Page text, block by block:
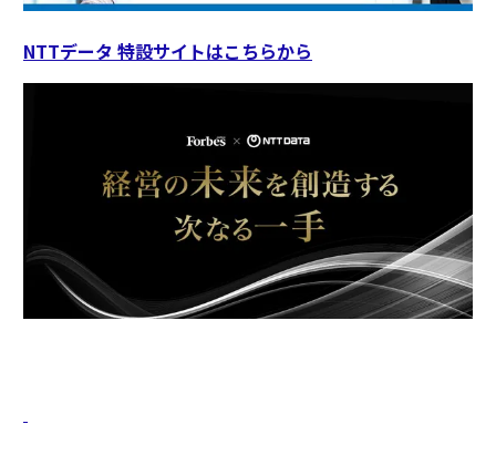
NTTデータ 特設サイトはこちらから